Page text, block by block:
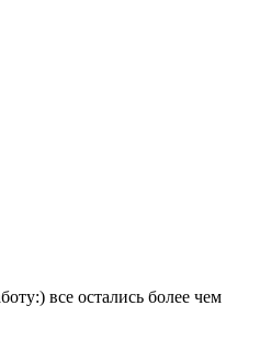
все остались более чем